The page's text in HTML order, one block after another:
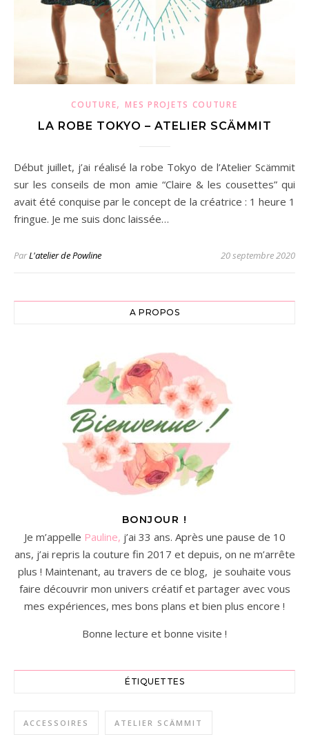
COUTURE,MES PROJETS COUTURE
LA ROBE TOKYO – ATELIER SCÄMMIT
Début juillet, j’ai réalisé la robe Tokyo de l’Atelier Scämmit
sur les conseils de mon amie “Claire & les cousettes” qui
avait été conquise par le concept de la créatrice : 1 heure 1
fringue. Je me suis donc laissée…
ParL'atelier de Powline 20 septembre 2020
A PROPOS
BONJOUR !
Je m’appelle Pauline, j’ai 33 ans. Après une pause de 10
ans, j’ai repris la couture fin 2017 et depuis, on ne m’arrête
plus ! Maintenant, au travers de ce blog, je souhaite vous
faire découvrir mon univers créatif et partager avec vous
mes expériences, mes bons plans et bien plus encore !
Bonne lecture et bonne visite !
ÉTIQUETTES
ACCESSOIRES ATELIER SCÄMMIT